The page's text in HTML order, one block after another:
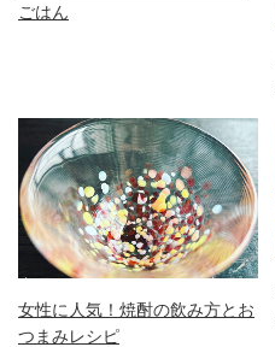
ごはん
女性に人気！焼酎の飲み方とお
つまみレシピ